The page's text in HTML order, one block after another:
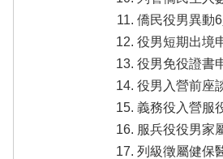
僑民役男異動6
役男短期出境
役男免役證書
役男入營前座
義務役入營服
服兵役役男家
列級徵屬健保